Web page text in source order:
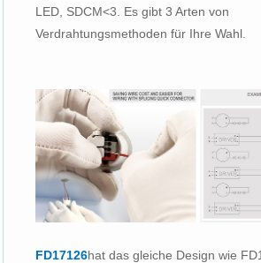
LED, SDCM<3. Es gibt 3 Arten von
Verdrahtungsmethoden für Ihre Wahl.
FD17126hat das gleiche Design wie